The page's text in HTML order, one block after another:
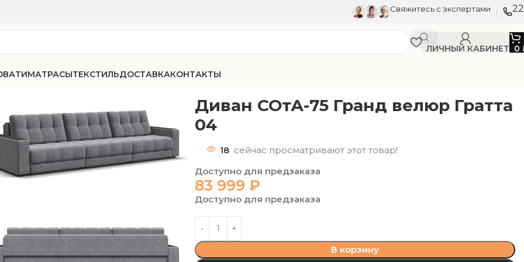
Свяжитесь с экспертами
ЛИЧНЫЙ КАБИНЕТ 0
МАТРАСЫТЕКСТИЛЬДОСТАВКАКОНТАКТЫ
Диван СОтА-75 Гранд велюр Гратта
04
18 сейчас просматривают этот товар!
Доступно для предзаказа
83 999₽
Доступно для предзаказа
В корзину